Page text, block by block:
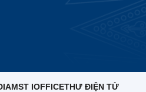
MST IOFFICETHƯ ĐIỆN TỬ